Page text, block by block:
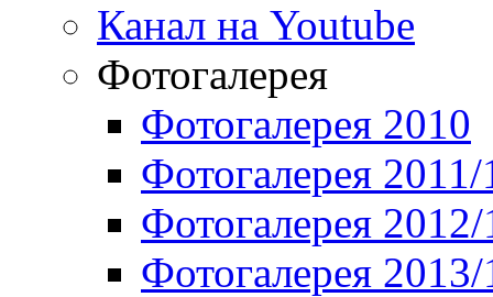
Канал на Youtube
Фотогалерея
Фотогалерея 2010
Фотогалерея 2011/
Фотогалерея
Фотогалерея